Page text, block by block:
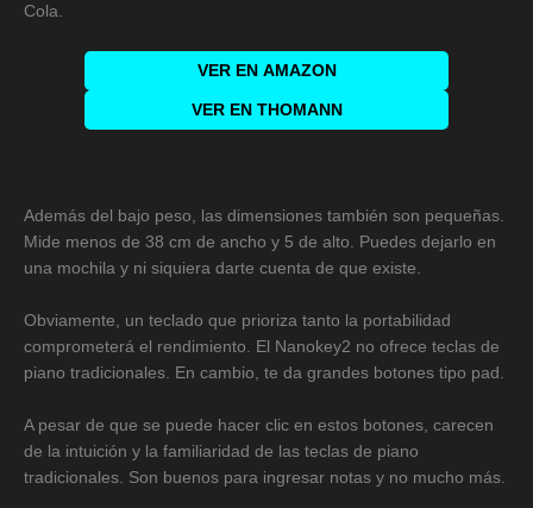
Cola.
VER EN AMAZON
VER EN THOMANN
Además del bajo peso, las dimensiones también son pequeñas.
Mide menos de 38 cm de ancho y 5 de alto. Puedes dejarlo en
una mochila y ni siquiera darte cuenta de que existe.
Obviamente, un teclado que prioriza tanto la portabilidad
comprometerá el rendimiento. El Nanokey2 no ofrece teclas de
piano tradicionales. En cambio, te da grandes botones tipo pad.
A pesar de que se puede hacer clic en estos botones, carecen
de la intuición y la familiaridad de las teclas de piano
tradicionales. Son buenos para ingresar notas y no mucho más.